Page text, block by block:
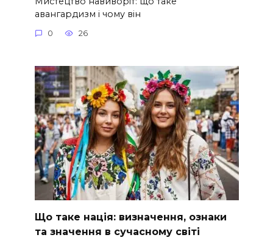
авангардизм і чому він
0 26
Що таке нація: визначення, ознаки
та значення в сучасному світі